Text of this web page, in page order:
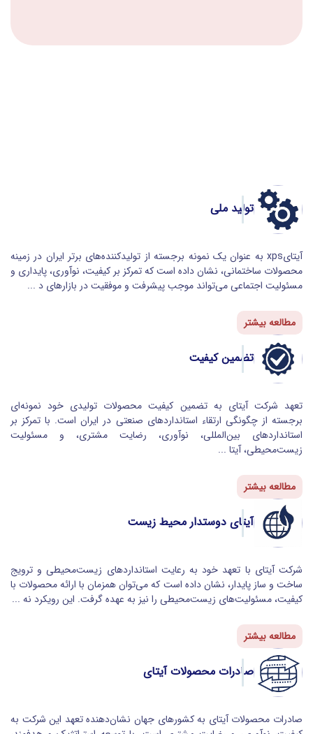
تولید ملی
آیتایxps به عنوان یک نمونه برجسته از تولیدکننده‌های برتر ایران در زمینه
محصولات ساختمانی، نشان داده است که تمرکز بر کیفیت، نوآوری، پایداری و
مسئولیت اجتماعی می‌تواند موجب پیشرفت و موفقیت در بازارهای د ...
مطالعه بیشتر
تضمین کیفیت
تعهد شرکت آیتای به تضمین کیفیت محصولات تولیدی خود نمونه‌ای
برجسته از چگونگی ارتقاء استانداردهای صنعتی در ایران است. با تمرکز بر
استانداردهای بین‌المللی، نوآوری، رضایت مشتری، و مسئولیت
زیست‌محیطی، آیتا ...
مطالعه بیشتر
آیتای دوستدار محیط زیست
شرکت آیتای با تعهد خود به رعایت استانداردهای زیست‌محیطی و ترویج
ساخت و ساز پایدار، نشان داده است که می‌توان همزمان با ارائه محصولات با
کیفیت، مسئولیت‌های زیست‌محیطی را نیز به عهده گرفت. این رویکرد نه ...
مطالعه بیشتر
صادرات محصولات آیتای
صادرات محصولات آیتای به کشورهای جهان نشان‌دهنده تعهد این شرکت به